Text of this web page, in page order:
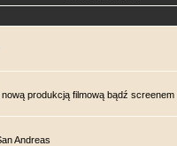
produkcją filmową bądź
Andreas